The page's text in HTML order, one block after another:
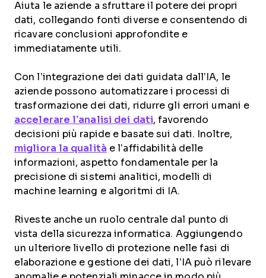
Aiuta le aziende a sfruttare il potere dei propri
dati, collegando fonti diverse e consentendo di
ricavare conclusioni approfondite e
immediatamente utili.
Con l’integrazione dei dati guidata dall’IA, le
aziende possono automatizzare i processi di
trasformazione dei dati, ridurre gli errori umani e
accelerare l’analisi dei dati, favorendo
decisioni più rapide e basate sui dati. Inoltre,
migliora la qualità e l’affidabilità delle
informazioni, aspetto fondamentale per la
precisione di sistemi analitici, modelli di
machine learning e algoritmi di IA.
Riveste anche un ruolo centrale dal punto di
vista della sicurezza informatica. Aggiungendo
un ulteriore livello di protezione nelle fasi di
elaborazione e gestione dei dati, l’IA può rilevare